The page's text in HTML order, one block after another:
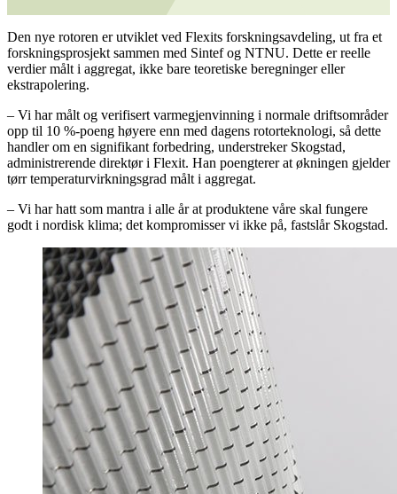
Den nye rotoren er utviklet ved Flexits forskningsavdeling, ut fra et
forskningsprosjekt sammen med Sintef og NTNU. Dette er reelle
verdier målt i aggregat, ikke bare teoretiske beregninger eller
ekstrapolering.
– Vi har målt og verifisert varmegjenvinning i normale driftsområder
opp til 10 %-poeng høyere enn med dagens rotorteknologi, så dette
handler om en signifikant forbedring, understreker Skogstad,
administrerende direktør i Flexit. Han poengterer at økningen gjelder
tørr temperaturvirkningsgrad målt i aggregat.
– Vi har hatt som mantra i alle år at produktene våre skal fungere
godt i nordisk klima; det kompromisser vi ikke på, fastslår Skogstad.